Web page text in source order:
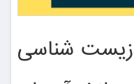
زیست شناسی